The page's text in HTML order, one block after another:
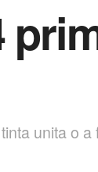
unita o